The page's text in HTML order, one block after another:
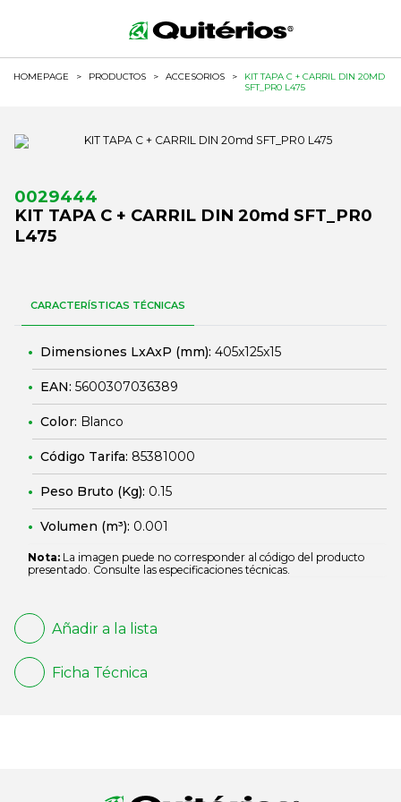
HOMEPAGE > PRODUCTOS > ACCESORIOS >
KIT TAPA C + CARRIL DIN 20MD
SFT_PR0 L475
0029444
KIT TAPA C + CARRIL DIN 20md SFT_PR0
L475
CARACTERÍSTICAS TÉCNICAS
Dimensiones LxAxP (mm): 405x125x15
EAN: 5600307036389
Color: Blanco
Código Tarifa: 85381000
Peso Bruto (Kg): 0.15
Volumen (m³): 0.001
Nota: La imagen puede no corresponder al código del producto
presentado. Consulte las especificaciones técnicas.
Añadir a la lista
Ficha Técnica